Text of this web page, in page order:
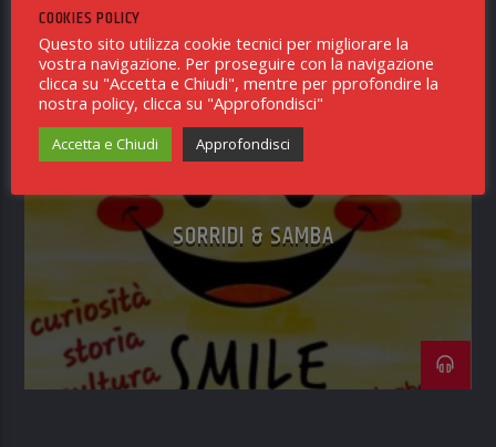
SORRIDI & SAMBA
COOKIES POLICY
Questo sito utilizza cookie tecnici per migliorare la
vostra navigazione. Per proseguire con la navigazione
clicca su "Accetta e Chiudi", mentre per pprofondire la
nostra policy, clicca su "Approfondisci"
Accetta e Chiudi Approfondisci